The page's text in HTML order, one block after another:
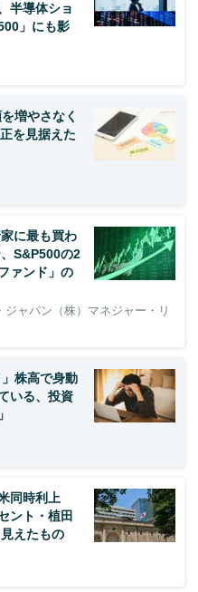
半導体ショ
」にも影
増やさなく
を見据えた
に最も買わ
S&P500の2
ァンド」の
ャパン（株）マネジャー・リ
」株高で身動
いる、投資
同時利上
ント・植田
えたもの